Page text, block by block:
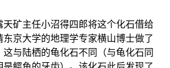
矿主任小沼得四郎将这个化石借给
京大学的地理学专家横山博士做了
与陆栖的龟化石不同（与龟化石同